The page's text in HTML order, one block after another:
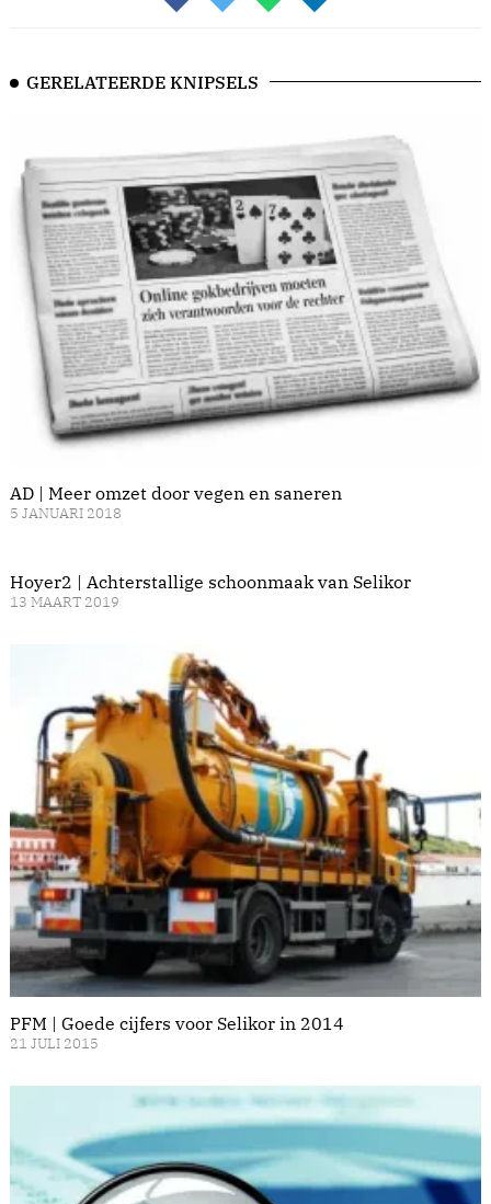
GERELATEERDE KNIPSELS
AD | Meer omzet door vegen en saneren
5 JANUARI 2018
Hoyer2 | Achterstallige schoonmaak van Selikor
13 MAART 2019
PFM | Goede cijfers voor Selikor in 2014
21 JULI 2015